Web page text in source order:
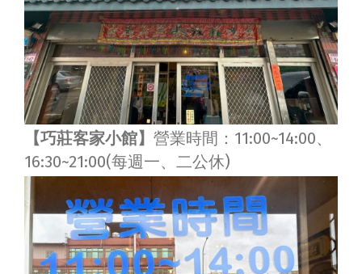
【巧莊客家小館】 營業時間：11:00~14:00、
16:30~21:00(每週一、二公休)